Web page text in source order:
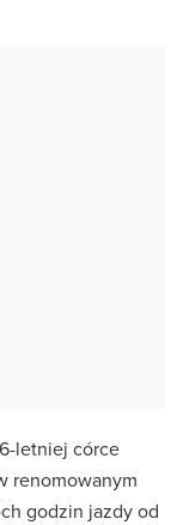
letniej córce
renomowanym
godzin jazdy od